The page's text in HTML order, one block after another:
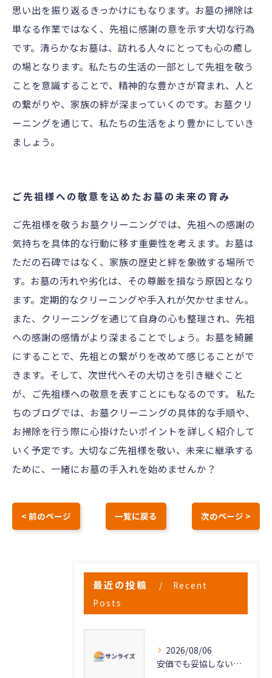
思い出を振り返るきっかけにもなります。お墓の掃除は
単なる作業ではなく、先祖に感謝の意を示す大切な行為
です。清らかなお墓は、訪れる人々にとっても心の癒し
の場となります。私たちの生活の一部として先祖を敬う
ことを意識することで、精神的な豊かさが育まれ、人と
の繋がりや、家族の絆が深まっていくのです。お墓クリ
ーニングを通じて、私たちの生活をより豊かにしていき
ましょう。
ご先祖様への敬意を込めたお墓の未来の育み
ご先祖様を敬うお墓クリーニングでは、先祖への感謝の
気持ちを具体的な行動に移す重要性を考えます。お墓は
ただの石碑ではなく、家族の歴史と絆を象徴する場所で
す。お墓の汚れや劣化は、その尊厳を損なう原因となり
ます。定期的なクリーニングや手入れが欠かせません。
また、クリーニングを通じて自身の心も整理され、先祖
への感謝の感情がより深まることでしょう。お墓を綺麗
にすることで、先祖との繋がりを改めて感じることがで
きます。そして、次世代へその大切さを引き継ぐこと
が、ご先祖様への敬意を表すことにもなるのです。 私た
ちのブログでは、お墓クリーニングの具体的な手順や、
お掃除を行う際に心掛けたいポイントを詳しく紹介して
いく予定です。大切なご先祖様を敬い、未来に継承する
ために、一緒にお墓の手入れを始めませんか？
< 前のページ 一覧に戻る 次のページ >
最近の投稿
Recent
Posts
2026/08/06
安価でも妥協しない高品質なエアコンクリーニングの秘密